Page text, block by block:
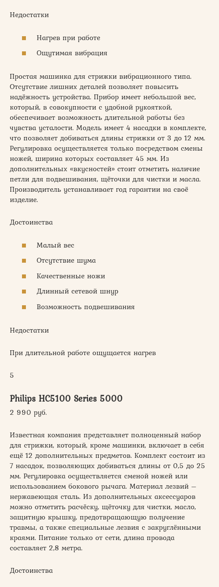
Недостатки
Нагрев при работе
Ощутимая вибрация
Простая машинка для стрижки вибрационного типа.
Отсутствие лишних деталей позволяет повысить
надёжность устройства. Прибор имеет небольшой вес,
который, в совокупности с удобной рукояткой,
обеспечивает возможность длительной работы без
чувства усталости. Модель имеет 4 насадки в комплекте,
что позволяет добиваться длины стрижки от 3 до 12 мм.
Регулировка осуществляется только посредством смены
ножей, ширина которых составляет 45 мм. Из
дополнительных «вкусностей» стоит отметить наличие
петли для подвешивания, щёточки для чистки и масла.
Производитель устанавливает год гарантии на своё
изделие.
Достоинства
Малый вес
Отсутствие шума
Качественные ножи
Длинный сетевой шнур
Возможность подвешивания
Недостатки
При длительной работе ощущается нагрев
5
Philips HC5100 Series 5000
2 990 руб.
Известная компания представляет полноценный набор
для стрижки, который, кроме машинки, включает в себя
ещё 12 дополнительных предметов. Комплект состоит из
7 насадок, позволяющих добиваться длины от 0,5 до 25
мм. Регулировка осуществляется сменой ножей или
использованием бокового рычага. Материал лезвий –
нержавеющая сталь. Из дополнительных аксессуаров
можно отметить расчёску, щёточку для чистки, масло,
защитную крышку, предотвращающую получение
травмы, а также специальные лезвия с закруглёнными
краями. Питание только от сети, длина провода
составляет 2,8 метра.
Достоинства